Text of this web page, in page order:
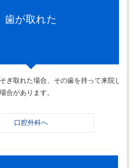
歯が取れた
ぎ取れた場合、その歯を持って来院して
合があります。
口腔外科へ